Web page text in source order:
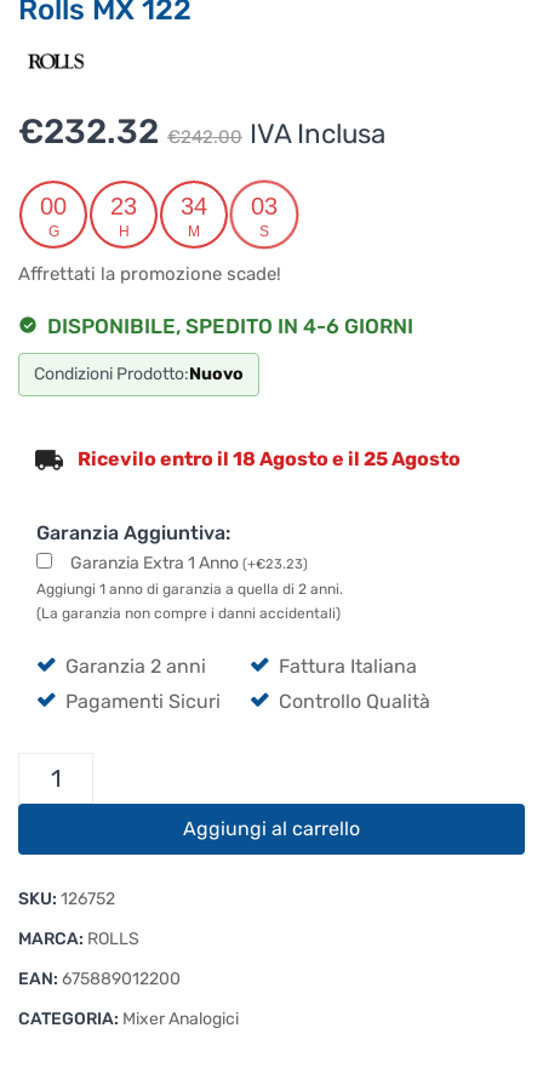
Rolls MX 122
€242.00 Il
prezzo
originale
era:
€242.00.
€232.32
Il
prezzo
attuale
è:
€232.32.
IVA Inclusa
00
G
23
H
34
M
03
S
Affrettati la promozione scade!
DISPONIBILE, SPEDITO IN 4-6 GIORNI
Condizioni Prodotto:Nuovo
Ricevilo entro il 18 Agosto e il 25 Agosto
Garanzia Aggiuntiva:
Garanzia Extra 1 Anno (+€23.23)
Aggiungi 1 anno di garanzia a quella di 2 anni.
(La garanzia non compre i danni accidentali)
Garanzia 2 anni
Fattura Italiana
Pagamenti Sicuri
Controllo Qualità
Rolls
quantità
Aggiungi al carrello
SKU: 126752
MARCA: ROLLS
EAN: 675889012200
CATEGORIA: Mixer Analogici